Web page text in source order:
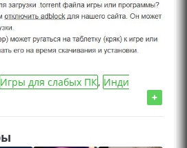
Игры для слабых ПК, Инди
игры
+